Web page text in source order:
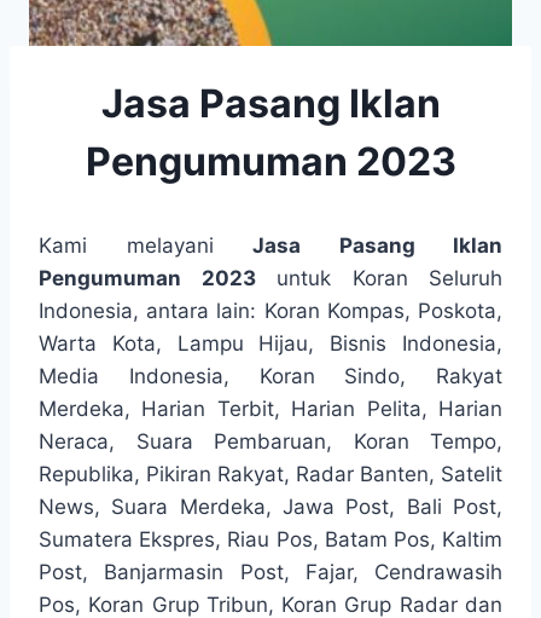
Jasa Pasang Iklan
Pengumuman 2023
Kami melayani Jasa Pasang Iklan
Pengumuman 2023untuk Koran Seluruh
Indonesia, antara lain: Koran Kompas, Poskota,
Warta Kota, Lampu Hijau, Bisnis Indonesia,
Media Indonesia, Koran Sindo, Rakyat
Merdeka, Harian Terbit, Harian Pelita, Harian
Neraca, Suara Pembaruan, Koran Tempo,
Republika, Pikiran Rakyat, Radar Banten, Satelit
News, Suara Merdeka, Jawa Post, Bali Post,
Sumatera Ekspres, Riau Pos, Batam Pos, Kaltim
Post, Banjarmasin Post, Fajar, Cendrawasih
Pos, Koran Grup Tribun, Koran Grup Radar dan